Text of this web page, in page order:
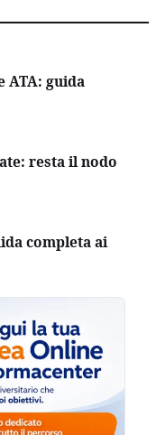
ATA: guida
resta il nodo
completa ai